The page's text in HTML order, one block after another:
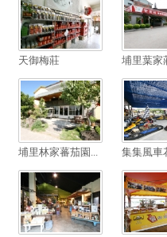
天御梅莊 埔里葉家
埔里林家蕃茄園... 集集風車